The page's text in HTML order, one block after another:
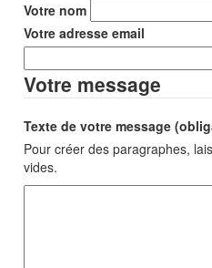
Votre nom
Votre adresse email
Votre message
Texte de votre message
Pour créer des paragraphes,
vides.